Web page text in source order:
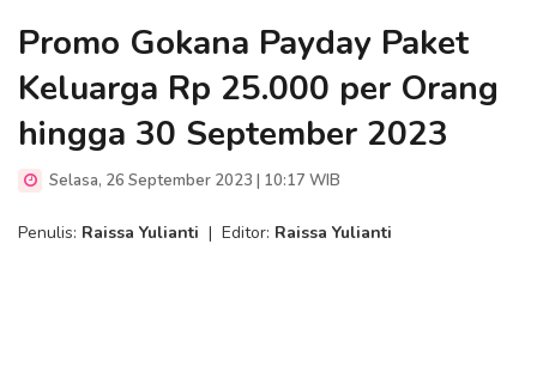
Promo Gokana Payday Paket
Keluarga Rp 25.000 per Orang
hingga 30 September 2023
Selasa, 26 September 2023 | 10:17 WIB
Penulis: Raissa Yulianti | Editor: Raissa Yulianti